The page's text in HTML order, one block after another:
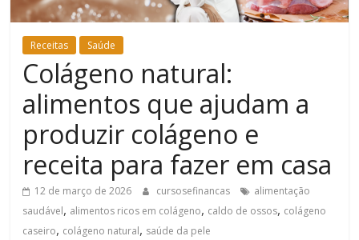
Receitas Saúde
Colágeno natural:
alimentos que ajudam a
produzir colágeno e
receita para fazer em casa
12 de março de 2026 cursosefinancas
alimentação
saudável, alimentos ricos em colágeno, caldo de ossos, colágeno
caseiro, colágeno natural, saúde da pele